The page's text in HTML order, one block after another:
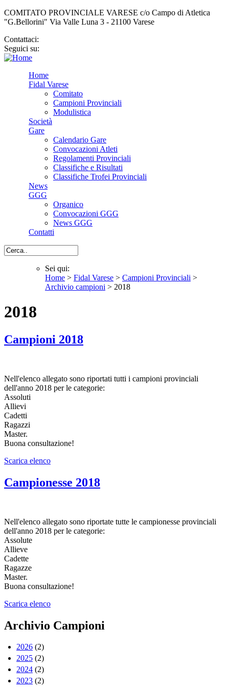
COMITATO PROVINCIALE VARESE c/o Campo di Atletica
"G.Bellorini" Via Valle Luna 3 - 21100 Varese
Contattaci:
Seguici su:
Home
Fidal Varese
Comitato
Campioni Provinciali
Modulistica
Società
Gare
Calendario Gare
Convocazioni Atleti
Regolamenti Provinciali
Classifiche e Risultati
Classifiche Trofei Provinciali
News
GGG
Organico
Convocazioni GGG
News GGG
Contatti
Cerca
Sei qui
Sei qui:
Home > Fidal Varese > Campioni Provinciali >
Archivio campioni > 2018
2018
Campioni 2018
Nell'elenco allegato sono riportati tutti i campioni provinciali
dell'anno 2018 per le categorie:
Assoluti
Allievi
Cadetti
Ragazzi
Master.
Buona consultazione!
Scarica elenco
Campionesse 2018
Nell'elenco allegato sono riportate tutte le campionesse provinciali
dell'anno 2018 per le categorie:
Assolute
Allieve
Cadette
Ragazze
Master.
Buona consultazione!
Scarica elenco
Archivio Campioni
2026 (2)
2025 (2)
2024 (2)
2023 (2)